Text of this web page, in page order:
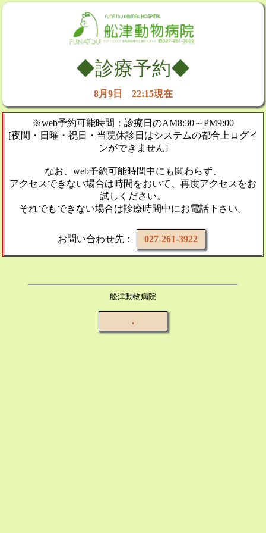
◆診療予約◆
8月9日 22:15現在
※web予約可能時間：診療日のAM8:30～PM9:00
[夜間・日曜・祝日・当院休診日はシステムの都合上ログイ
ンができません]
なお、web予約可能時間中にも関わらず、
アクセスできない場合は時間をおいて、再度アクセスをお
試しください。
それでもできない場合は診療時間中にお電話下さい。
お問い合わせ先： 027-261-3922
舩津動物病院
.